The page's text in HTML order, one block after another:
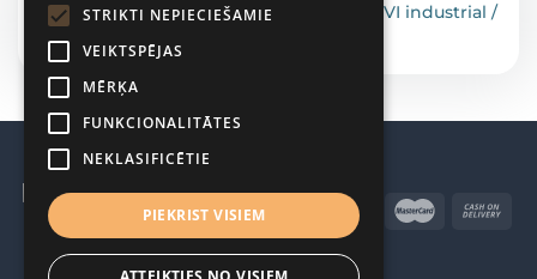
Тепловой насос воздух-вода SPRSUN EVI industrial /
31.5-40 kW
STRIKTI NEPIECIEŠAMIE
VEIKTSPĒJAS
MĒRĶA
FUNKCIONALITĀTES
NEKLASIFICĒTIE
PIEKRIST VISIEM